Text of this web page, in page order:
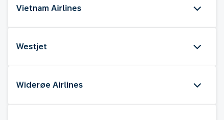
Vietnam Airlines
Westjet
Widerøe Airlines